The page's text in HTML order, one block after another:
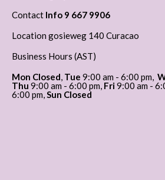
Contact Info 9 667 9906
Location gosieweg 140 Curacao
Business Hours (AST)
Mon Closed Tue 9:00 am - 6:00 pm,
Thu 9:00 am - 6:00 pm, Fri9:00 am -
6:00 pm, Sun Closed